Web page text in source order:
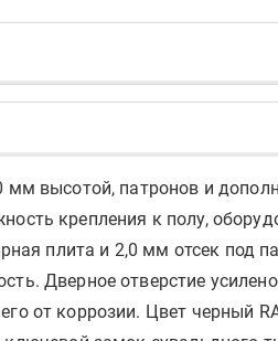
высотой, патронов и
крепления к полу,
плита и 2,0 мм отсек под
Дверное отверстие
от коррозии. Цвет черный